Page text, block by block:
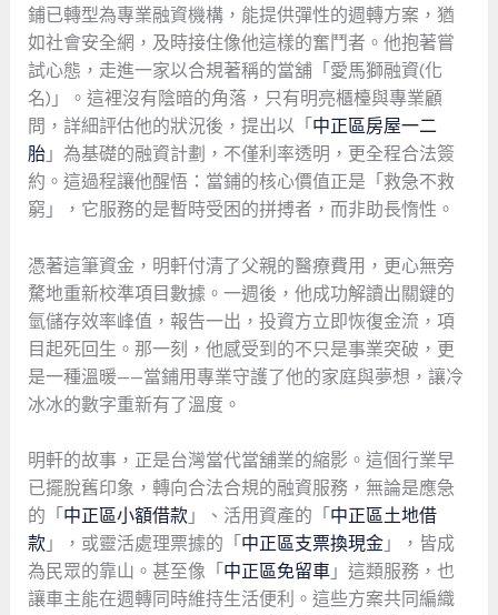
鋪已轉型為專業融資機構，能提供彈性的週轉方案，猶
如社會安全網，及時接住像他這樣的奮鬥者。他抱著嘗
試心態，走進一家以合規著稱的當舖「愛馬獅融資(化
名)」。這裡沒有陰暗的角落，只有明亮櫃檯與專業顧
問，詳細評估他的狀況後，提出以「 中正區房屋一二
胎」為基礎的融資計劃，不僅利率透明，更全程合法簽
約。這過程讓他醒悟：當鋪的核心價值正是「救急不救
窮」，它服務的是暫時受困的拼搏者，而非助長惰性。
憑著這筆資金，明軒付清了父親的醫療費用，更心無旁
騖地重新校準項目數據。一週後，他成功解讀出關鍵的
氫儲存效率峰值，報告一出，投資方立即恢復金流，項
目起死回生。那一刻，他感受到的不只是事業突破，更
是一種溫暖——當鋪用專業守護了他的家庭與夢想，讓冷
冰冰的數字重新有了溫度。
明軒的故事，正是台灣當代當舖業的縮影。這個行業早
已擺脫舊印象，轉向合法合規的融資服務，無論是應急
的「 中正區小額借款」、活用資產的「 中正區土地借
款」，或靈活處理票據的「 中正區支票換現金」，皆成
為民眾的靠山。甚至像「 中正區免留車」這類服務，也
讓車主能在週轉同時維持生活便利。這些方案共同編織